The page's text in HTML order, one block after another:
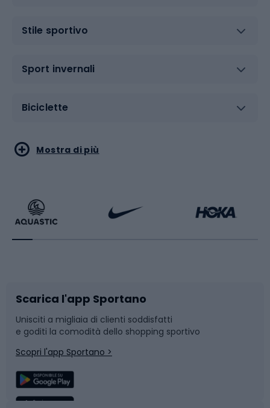
Stile sportivo
Sport invernali
Biciclette
Sport acquatici
Bikepacking
Bushcraft
Corsa
Sport di squadra
Sport di arti marziali
Sport con le racchette
Slitte e slittini
Snowboard
Camminata nordica
Mostra di più
Scarica l'app Sportano
Unisciti a migliaia di clienti soddisfatti
e goditi la comodità dello shopping sportivo
Scopri l'app Sportano >